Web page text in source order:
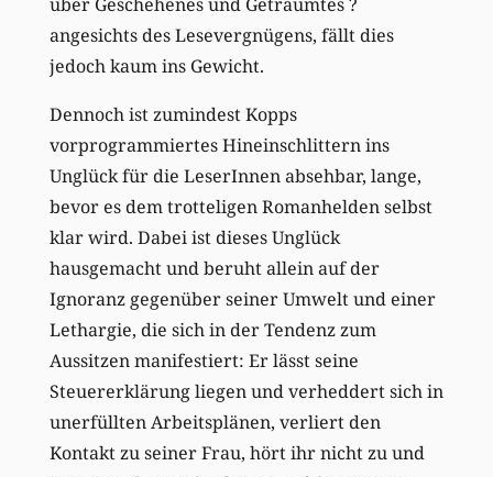
angesichts des Lesevergnügens, fällt dies
jedoch kaum ins Gewicht.
Dennoch ist zumindest Kopps
vorprogrammiertes Hineinschlittern ins
Unglück für die LeserInnen absehbar, lange,
bevor es dem trotteligen Romanhelden selbst
klar wird. Dabei ist dieses Unglück
hausgemacht und beruht allein auf der
Ignoranz gegenüber seiner Umwelt und einer
Lethargie, die sich in der Tendenz zum
Aussitzen manifestiert: Er lässt seine
Steuererklärung liegen und verheddert sich in
unerfüllten Arbeitsplänen, verliert den
Kontakt zu seiner Frau, hört ihr nicht zu und